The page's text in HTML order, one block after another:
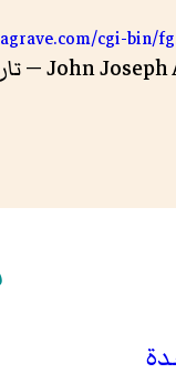
cgi-bin/